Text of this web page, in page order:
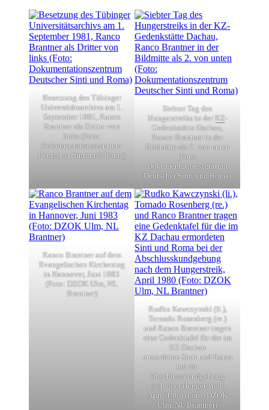
Besetzung des Tübinger
Universitätsarchivs am 1.
September 1981, Ranco
Brantner als Dritter von
links (Foto:
Dokumentationszentrum
Deutscher Sinti und Roma)
Siebter Tag des
Hungerstreiks in derKZ-
Gedenkstätte Dachau,
Ranco Brantner in der
Bildmitte als 2. von unten
(Foto:
Dokumentationszentrum
Deutscher Sinti und Roma)
Ranco Brantner auf dem
Evangelischen Kirchentag
in Hannover, Juni 1983
(Foto: DZOK Ulm, NL
Brantner)
Rudko Kawczynski (li.),
Tornado Rosenberg (re.)
und Ranco Brantner tragen
eine Gedenktafel für die im
KZ Dachau
ermordeten Sinti und Roma
bei der
Abschlusskundgebung
nach dem Hungerstreik,
April 1980 (Foto: DZOK
Ulm, NL Brantner)